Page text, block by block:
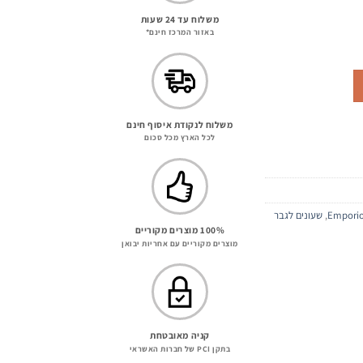
515.00
, שעונים לגבר
משלוח עד 24 שעות
באזור המרכז חינם*
משלוח לנקודת איסוף חינם
לכל הארץ מכל סכום
100% מוצרים מקוריים
מוצרים מקוריים עם אחריות יבואן
קניה מאובטחת
בתקן PCI של חברות האשראי